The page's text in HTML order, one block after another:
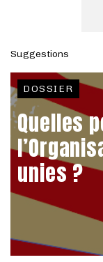
Suggestions
DOSSIER
Quelles
unies ?